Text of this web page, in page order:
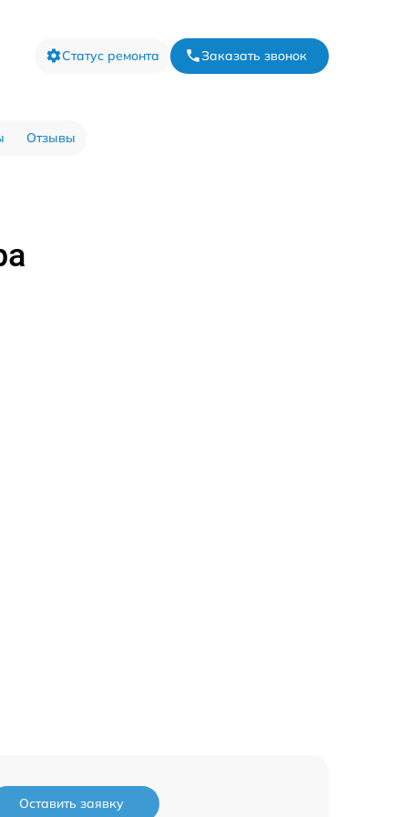
Статус ремонта Заказать звонок
Отзывы
Оставить заявку